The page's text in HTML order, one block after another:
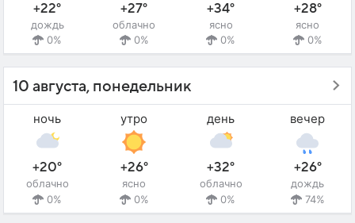
+22°
дождь
0%
+27°
облачно
0%
+34°
ясно
0%
+28°
ясно
0%
10 августа, понедельник
ночь
+20°
облачно
0%
утро
+26°
ясно
0%
день
+32°
облачно
0%
вечер
+26°
дождь
74%